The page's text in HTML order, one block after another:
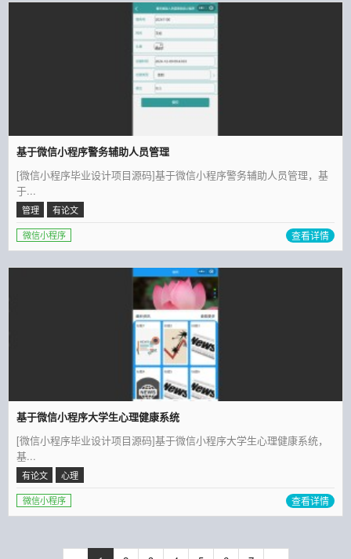
基于微信小程序警务辅助人员管理
[微信小程序毕业设计项目源码]基于微信小程序警务辅助人员管理，基
于...
管理 有论文
微信小程序 查看详情
基于微信小程序大学生心理健康系统
[微信小程序毕业设计项目源码]基于微信小程序大学生心理健康系统，
基...
有论文 心理
微信小程序 查看详情